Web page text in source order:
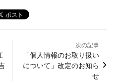
次の記事
「個人情報のお取り扱い
について」改定のお知ら
せ